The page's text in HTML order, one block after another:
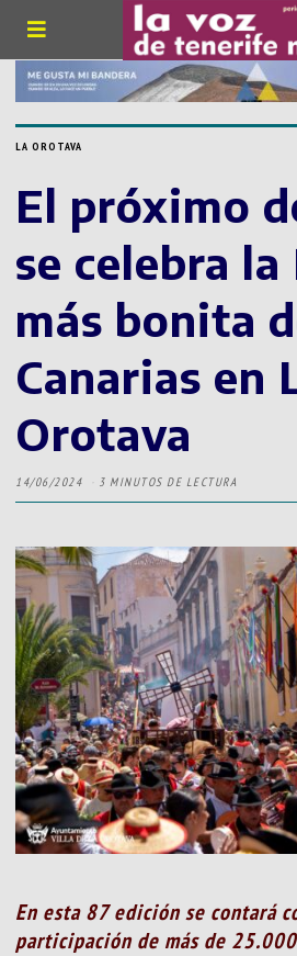
LA OROTAVA
El próximo
se celebra la
más bonita
Canarias en
Orotava
14/06/2024 3 MINUTOS DE LECTURA
En esta 87 edición se contará
participación de más de